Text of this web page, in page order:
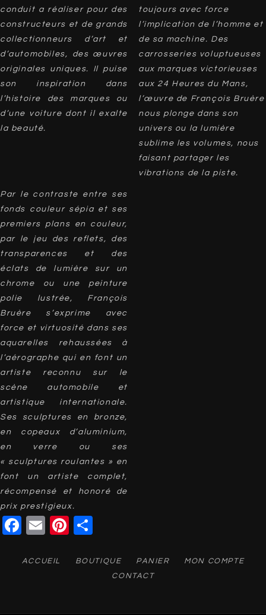
conduit a réaliser pour des
constructeurs et de grands
collectionneurs d’art et
d’automobiles, des œuvres
originales uniques. Il puise
son inspiration dans
l’histoire des marques ou
d’une voiture dont il exalte
la beauté.
toujours avec force
l’implication de l’homme et
de sa machine. Des
carrosseries voluptueuses
aux marques victorieuses
aux 24 Heures du Mans,
l’œuvre de François Bruère
nous plonge dans son
univers ou la lumière
sublime les volumes, nous
faisant partager les
vibrations de la piste.
Par le contraste entre ses
fonds couleur sépia et ses
premiers plans en couleur,
par le jeu des reflets, des
transparences et des
éclats de lumière sur un
chrome ou une peinture
polie lustrée, François
Bruère s’exprime avec
force et virtuosité dans ses
aquarelles rehaussées à
l’aérographe qui en font un
artiste reconnu sur le
scène automobile et
artistique internationale.
Ses sculptures en bronze,
en copeaux d’aluminium,
en verre ou ses
« sculptures roulantes » en
font un artiste complet,
récompensé et honoré de
prix prestigieux.
Facebook
EmailPinterest
ACCUEIL BOUTIQUE PANIER
MON COMPTE
CONTACT